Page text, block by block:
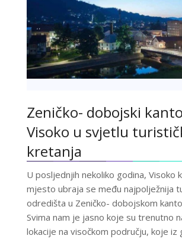
Zeničko- dobojski
Visoko u svjetlu
kretanja
U posljednjih nekoliko godina, Visoko
mjesto ubraja se među najpolježnija
odredišta u Zeničko- dobojskom
Svima nam je jasno koje su trenutno
lokacije na visočkom području, koje iz